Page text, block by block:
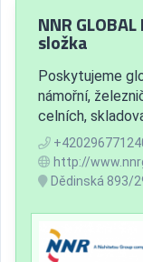
NNR
složka
Poskytujeme
námořní,
celních,
http://
Dědinská 893/